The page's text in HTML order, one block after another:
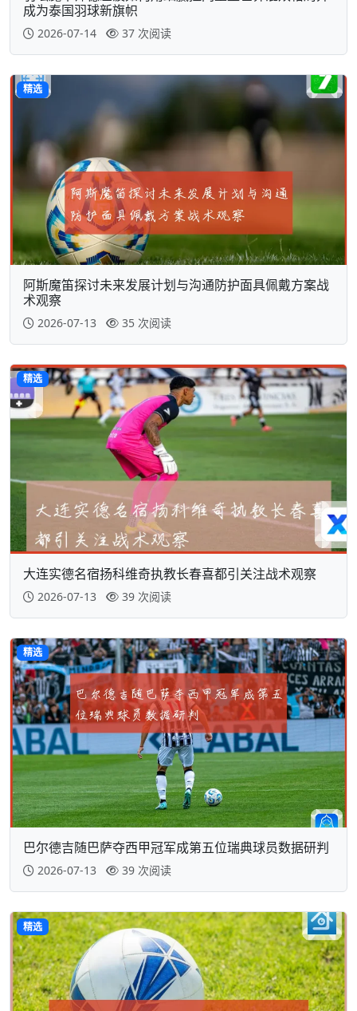
成为泰国羽球新旗帜
2026-07-14 37 次阅读
精选
阿斯魔笛探讨未来发展计划与沟通防护面具佩戴方案战
术观察
2026-07-13 35 次阅读
精选
大连实德名宿扬科维奇执教长春喜都引关注战术观察
2026-07-13 39 次阅读
精选
巴尔德吉随巴萨夺西甲冠军成第五位瑞典球员数据研判
2026-07-13 39 次阅读
精选